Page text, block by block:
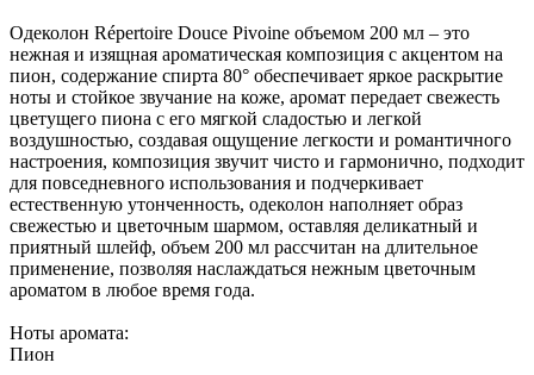
Одеколон Répertoire Douce Pivoine объемом 200 мл – это
нежная и изящная ароматическая композиция с акцентом на
пион, содержание спирта 80° обеспечивает яркое раскрытие
ноты и стойкое звучание на коже, аромат передает свежесть
цветущего пиона с его мягкой сладостью и легкой
воздушностью, создавая ощущение легкости и романтичного
настроения, композиция звучит чисто и гармонично, подходит
для повседневного использования и подчеркивает
естественную утонченность, одеколон наполняет образ
свежестью и цветочным шармом, оставляя деликатный и
приятный шлейф, объем 200 мл рассчитан на длительное
применение, позволяя наслаждаться нежным цветочным
ароматом в любое время года.
Ноты аромата:
Пион